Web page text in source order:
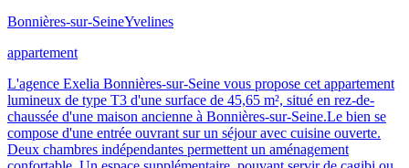
Bonnières-sur-SeineYvelines
appartement
L'agence Exelia Bonnières-sur-Seine vous propose cet appartement
lumineux de type T3 d'une surface de 45,65 m², situé en rez-de-
chaussée d'une maison ancienne à Bonnières-sur-Seine.Le bien se
compose d'une entrée ouvrant sur un séjour avec cuisine ouverte.
Deux chambres indépendantes permettent un aménagement